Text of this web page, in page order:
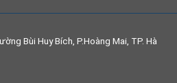
Bùi Huy Bích, P.Hoàng Mai, TP. Hà